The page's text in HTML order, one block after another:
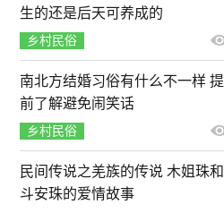
生的还是后天可养成的
乡村民俗
南北方结婚习俗有什么不一样 提
前了解避免闹笑话
乡村民俗
民间传说之羌族的传说 木姐珠和
斗安珠的爱情故事